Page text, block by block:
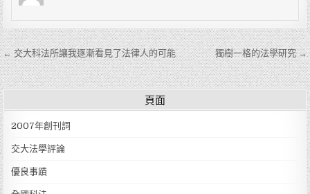
文章導覽 獨樹一格的法學研究 →
← 交大科法所讓我逐漸看見了法律人的可能
頁面
2007年創刊詞
交大法學評論
優良事蹟